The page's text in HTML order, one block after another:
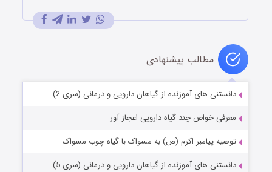
مطالب پیشنهادی
دانستنی های آموزنده از گیاهان دارویی و درمانی (سری 2)
معرفی خواص چند گیاه دارویی اعجاز آور
توصیه پیامبر اکرم (ص) به مسواک با گیاه چوب مسواک
دانستنی های آموزنده از گیاهان دارویی و درمانی (سری 5)